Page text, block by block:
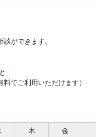
ができます。
でご利用いただけます）
木 金